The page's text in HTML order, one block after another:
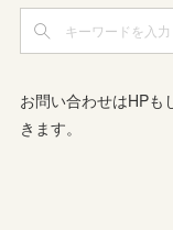
お問い合わせはHPも
きます。